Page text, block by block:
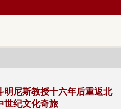
明尼斯教授十六年后重返北
世纪文化奇旅